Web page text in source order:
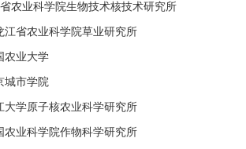
农业科学院生物技术核技术研究所
江省农业科学院草业研究所
农业大学
城市学院
大学原子核农业科学研究所
农业科学院作物科学研究所